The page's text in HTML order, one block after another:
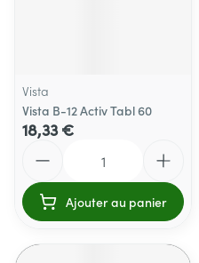
Vista
Vista B-12 Activ Tabl 60
18,33 €
Ajouter au panier